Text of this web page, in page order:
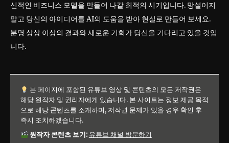
신적인 비즈니스 모델을 만들어 나갈 최적의 시기입니다. 망설이지
말고 당신의 아이디어를 AI의 도움을 받아 현실로 만들어 보세요.
분명 상상 이상의 결과와 새로운 기회가 당신을 기다리고 있을 것입
니다.
본 페이지에 포함된 유튜브 영상 및 콘텐츠의 모든 저작권은
해당 원작자 및 권리자에게 있습니다. 본 사이트는 정보 제공 목적
으로 해당 콘텐츠를 소개하며, 저작권 문제가 있을 경우 확인 후
즉시 조치하겠습니다.
원작자 콘텐츠 보기: 유튜브 채널 방문하기